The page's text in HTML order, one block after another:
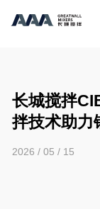
长城搅拌
拌技术助力
2026 / 05 / 15